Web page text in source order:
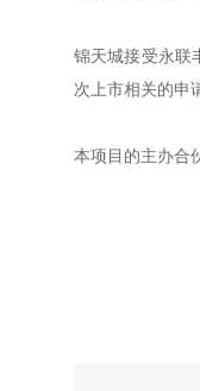
锦天城接受永联
次上市相关的申
本项目的主办合